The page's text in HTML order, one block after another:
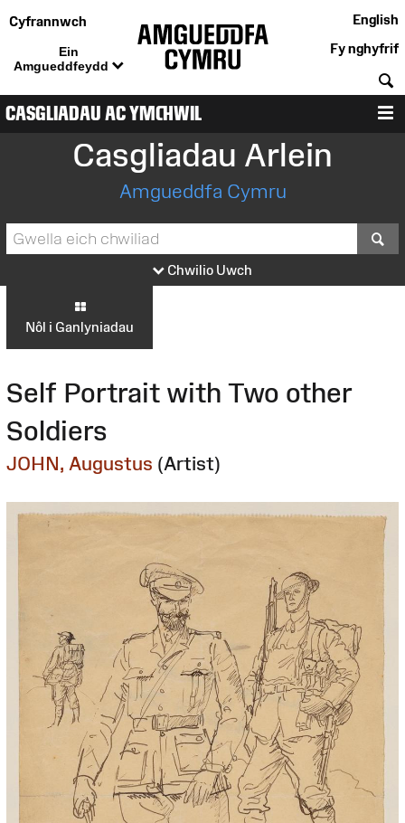
Cyfrannwch
Ein
Amgueddfeydd
English
Fy nghyfrif
CASGLIADAU AC YMCHWIL
Casgliadau Arlein
Amgueddfa Cymru
Chwilio Uwch
Nôl i Ganlyniadau
Self Portrait with Two other
Soldiers
JOHN, Augustus (Artist)